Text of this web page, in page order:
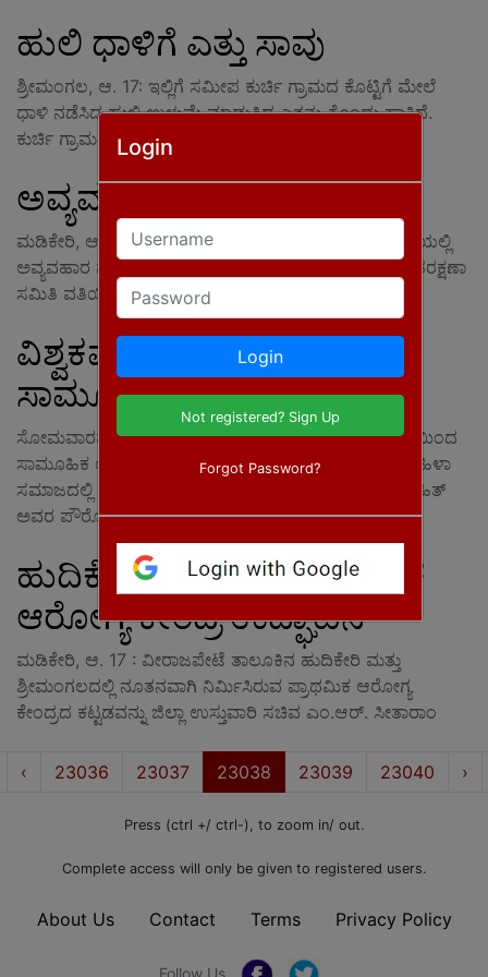
Login
Username
Password
Login
Not registered? Sign Up
Forgot Password?
ಹುಲಿ ಧಾಳಿಗೆ ಎತ್ತು ಸಾವು
ಶ್ರೀಮಂಗಲ, ಆ. 17: ಇಲ್ಲಿಗೆ ಸಮೀಪ ಕುರ್ಚಿ ಗ್ರಾಮದ ಕೊಟ್ಟಿಗೆ ಮೇಲೆ
ಧಾಳಿ ನಡೆಸಿದ ಹುಲಿ ಉಳುಮೆ ಮಾಡುತ್ತಿದ್ದ ಎತ್ತನ್ನು ಕೊಂದು ಹಾಕಿದೆ.
ಕುರ್ಚಿ ಗ್ರಾಮದ ಬೋಡಂಗಡ
ಅವ್ಯವಹಾರ ಆರೋಪ ಪ್ರತಿಭಟನೆ
ಮಡಿಕೇರಿ, ಆ. 17: ಮಡಿಕೇರಿ ತಾಲೂಕು ಸಮಾಜ ಕಲ್ಯಾಣ ಇಲಾಖೆಯಲ್ಲಿ
ಅವ್ಯವಹಾರ ನಡೆದಿದೆ ಎಂದು ಆರೋಪಿಸಿ ಇಂದು ಸಾರ್ವಜನಿಕ ಹಿತರಕ್ಷಣಾ
ಸಮಿತಿ ವತಿಯಿಂದ ಪ್ರತಿಭಟನೆ ನಡೆಯಿತು. ಮಡಿಕೇರಿ ತಾಲೂಕು
ವಿಶ್ವಕರ್ಮ ಸಮಾಜದಿಂದ
ಸಾಮೂಹಿಕ ಉಪನಯನ
ಸೋಮವಾರಪೇಟೆ, ಆ. 17: ತಾಲೂಕು ವಿಶ್ವಕರ್ಮ ಸಮಾಜದ ವತಿಯಿಂದ
ಸಾಮೂಹಿಕ ಉಪ ನಯನ ಕಾರ್ಯಕ್ರಮ ನಡೆಯಿತು. ಪಟ್ಟಣದ ಮಹಿಳಾ
ಸಮಾಜದಲ್ಲಿ ಮಂಗಳೂರಿನ ಅರ್ಚಕ&Agrave; ವಿಘ್ನೇಶ್ ಪುರೋಹಿತ್
ಅವರ ಪೌರೋಹಿತ್ಯ
ಹುದಿಕೇರಿ ಶ್ರೀಮಂಗಲ ಪ್ರಾಥಮಿಕ
ಆರೋಗ್ಯ ಕೇಂದ್ರ ಉದ್ಘಾಟನೆ
ಮಡಿಕೇರಿ, ಆ. 17 : ವೀರಾಜಪೇಟೆ ತಾಲೂಕಿನ ಹುದಿಕೇರಿ ಮತ್ತು
ಶ್ರೀಮಂಗಲದಲ್ಲಿ ನೂತನವಾಗಿ ನಿರ್ಮಿಸಿರುವ ಪ್ರಾಥಮಿಕ ಆರೋಗ್ಯ
ಕೇಂದ್ರದ ಕಟ್ಟಡವನ್ನು ಜಿಲ್ಲಾ ಉಸ್ತುವಾರಿ ಸಚಿವ ಎಂ.ಆರ್. ಸೀತಾರಾಂ
‹Prev23036 23037 23038 23039 23040 ›
Press (ctrl +/ ctrl-), to zoom in/ out.
Complete access will only be given to registered users.
About Us Contact Terms Privacy Policy